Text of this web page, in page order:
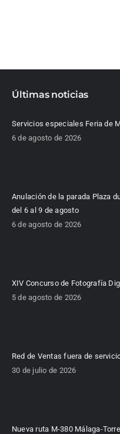
Últimas noticias
Servicios especiales Feria de
6 de agosto de 2026
Anulación de la parada Plaza
del 6 al 9 de agosto
6 de agosto de 2026
XIV Concurso de Fotografía
5 de agosto de 2026
Red de Ventas fuera de
30 de julio de 2026
Nueva ruta M-380 Málaga-